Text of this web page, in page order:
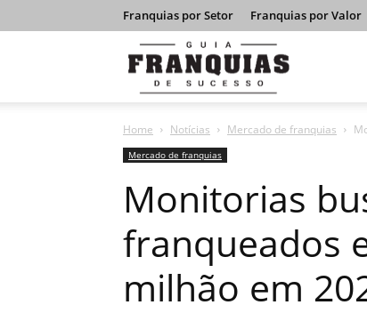
Franquias por Setor Franquias por Valor
Franquias
de
Sucesso
Home Notícias Mercado de franquias
Mercado de franquias
Monitorias
franqueados
milhão em